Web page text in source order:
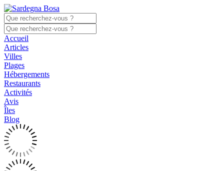
Accueil
Articles
Villes
Plages
Hébergements
Restaurants
Activités
Avis
Îles
Blog